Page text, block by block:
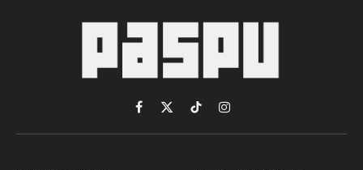
Facebook
X
(Twitter)
TikTokInstagram